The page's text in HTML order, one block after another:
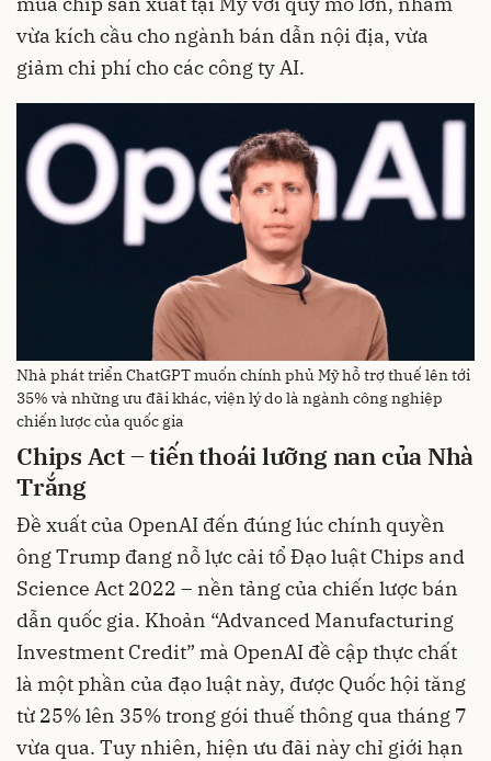
vừa kích cầu cho ngành bán dẫn nội địa, vừa
giảm chi phí cho các công ty AI.
Nhà phát triển ChatGPT muốn chính phủ Mỹ hỗ trợ thuế lên tới
35% và những ưu đãi khác, viện lý do là ngành công nghiệp
chiến lược của quốc gia
Chips Act – tiến thoái lưỡng nan của Nhà
Trắng
Đề xuất của OpenAI đến đúng lúc chính quyền
ông Trump đang nỗ lực cải tổ Đạo luật Chips and
Science Act 2022 – nền tảng của chiến lược bán
dẫn quốc gia. Khoản “Advanced Manufacturing
Investment Credit” mà OpenAI đề cập thực chất
là một phần của đạo luật này, được Quốc hội tăng
từ 25% lên 35% trong gói thuế thông qua tháng 7
vừa qua. Tuy nhiên, hiện ưu đãi này chỉ giới hạn